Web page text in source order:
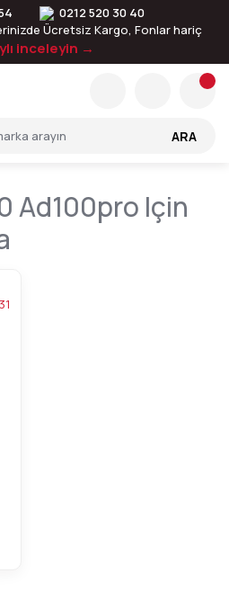
0212 520 30 40
Ücretsiz Kargo, Fonlar hariç
inceleyin →
ARA
Ad100pro Için